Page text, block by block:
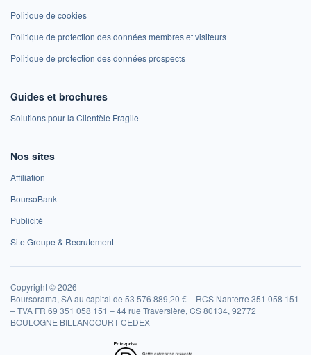
Politique de cookies
Politique de protection des données membres et visiteurs
Politique de protection des données prospects
Guides et brochures
Solutions pour la Clientèle Fragile
Nos sites
Affiliation
BoursoBank
Publicité
Site Groupe & Recrutement
Copyright © 2026
Boursorama, SA au capital de 53 576 889,20 € – RCS Nanterre 351 058 151
– TVA FR 69 351 058 151 – 44 rue Traversière, CS 80134, 92772
BOULOGNE BILLANCOURT CEDEX